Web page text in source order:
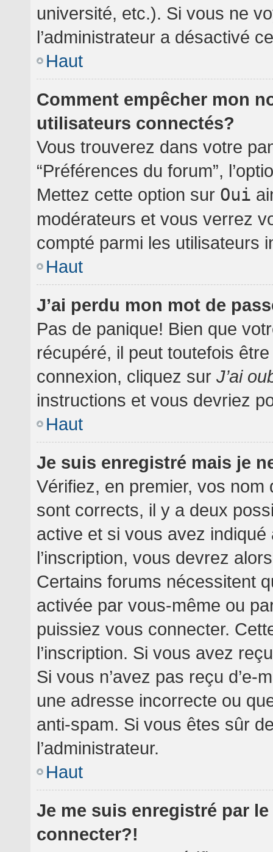
université, etc.). Si vous ne
l’administrateur a désactivé
Haut
Comment empêcher mon
utilisateurs connectés?
Vous trouverez dans votre
“Préférences du forum”,
Mettez cette option sur Oui
modérateurs et vous verrez
compté parmi les utilisateurs
Haut
J’ai perdu mon mot de
Pas de panique! Bien que
récupéré, il peut toutefois
connexion, cliquez sur J’ai
instructions et vous devriez
Haut
Je suis enregistré mais je
Vérifiez, en premier, vos nom
sont corrects, il y a deux
active et si vous avez
l’inscription, vous devrez
Certains forums nécessitent
activée par vous-même ou
puissiez vous connecter.
l’inscription. Si vous avez
Si vous n’avez pas reçu d’e-
une adresse incorrecte ou
anti-spam. Si vous êtes sûr
l’administrateur.
Haut
Je me suis enregistré par
connecter?!